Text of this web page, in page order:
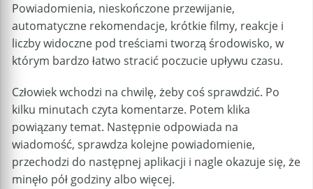
Powiadomienia, nieskończone przewijanie,
automatyczne rekomendacje, krótkie filmy, reakcje i
liczby widoczne pod treściami tworzą środowisko, w
którym bardzo łatwo stracić poczucie upływu czasu.
Człowiek wchodzi na chwilę, żeby coś sprawdzić. Po
kilku minutach czyta komentarze. Potem klika
powiązany temat. Następnie odpowiada na
wiadomość, sprawdza kolejne powiadomienie,
przechodzi do następnej aplikacji i nagle okazuje się, że
minęło pół godziny albo więcej.